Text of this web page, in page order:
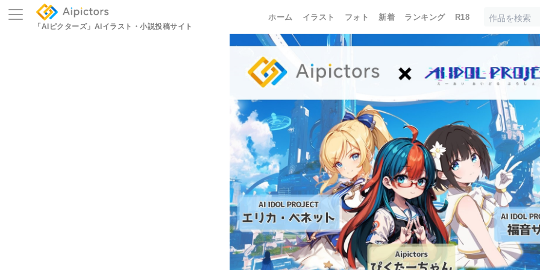
「AIピクターズ」 AIイラスト・小説投稿サイト
ホーム イラスト フォト 新着 ランキング R18